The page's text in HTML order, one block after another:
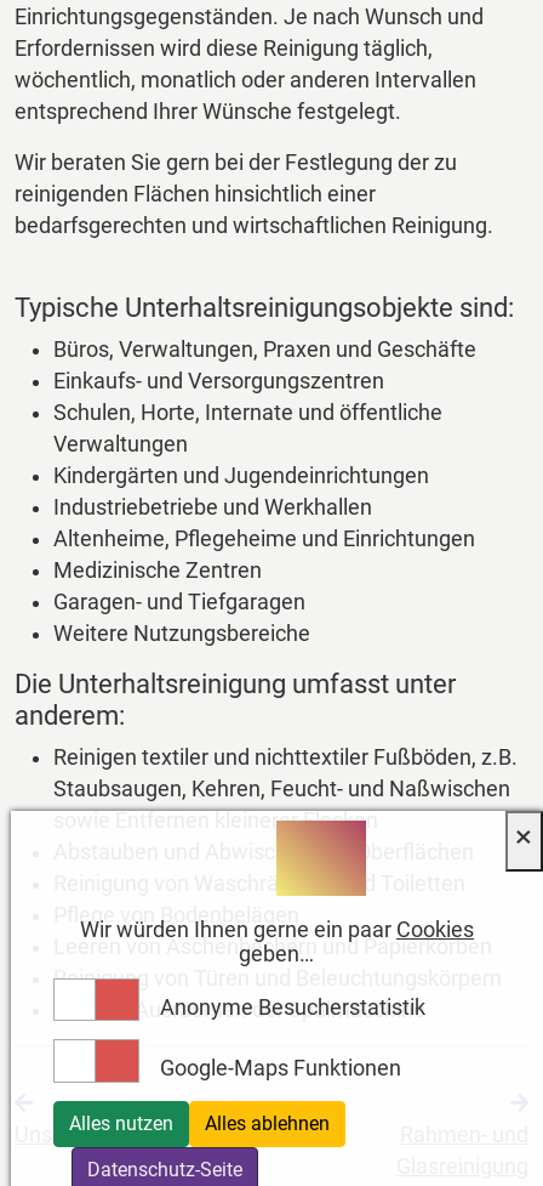
Einrichtungsgegenständen. Je nach Wunsch und
Erfordernissen wird diese Reinigung täglich,
wöchentlich, monatlich oder anderen Intervallen
entsprechend Ihrer Wünsche festgelegt.
Wir beraten Sie gern bei der Festlegung der zu
reinigenden Flächen hinsichtlich einer
bedarfsgerechten und wirtschaftlichen Reinigung.
Typische Unterhaltsreinigungsobjekte sind:
Büros, Verwaltungen, Praxen und Geschäfte
Einkaufs- und Versorgungszentren
Schulen, Horte, Internate und öffentliche
Verwaltungen
Kindergärten und Jugendeinrichtungen
Industriebetriebe und Werkhallen
Altenheime, Pflegeheime und Einrichtungen
Medizinische Zentren
Garagen- und Tiefgaragen
Weitere Nutzungsbereiche
Die Unterhaltsreinigung umfasst unter
anderem:
Reinigen textiler und nichttextiler Fußböden, z.B.
Staubsaugen, Kehren, Feucht- und Naßwischen
sowie Entfernen kleinerer Flecken
Pflege von Bodenbelägen
Leeren von Aschenbechern und Papierkörben
Reinigung von Türen und Beleuchtungskörpern
Ein- und Ausräumen der Spülmaschine
Unsere Leistungen
×
Wir würden Ihnen gerne ein paar Cookies
geben…
Anonyme Besucherstatistik
Google-Maps Funktionen
Alles nutzen
Alles ablehnen
Datenschutz-Seite